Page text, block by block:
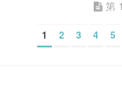
强化场景牵引、深化生态
海南省委书记冯飞在座
第
1 2 3 4 5